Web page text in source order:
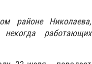
районе Николаева,
работающих